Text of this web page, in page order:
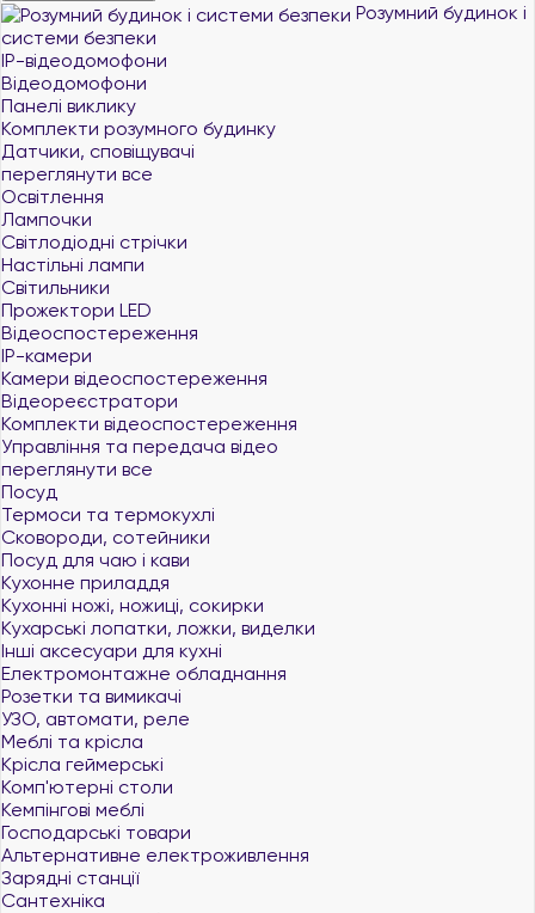
Розумний будинок і
системи безпеки
IP-відеодомофони
Відеодомофони
Панелі виклику
Комплекти розумного будинку
Датчики, сповіщувачі
переглянути все
Освітлення
Лампочки
Світлодіодні стрічки
Настільні лампи
Світильники
Прожектори LED
Відеоспостереження
IP-камери
Камери відеоспостереження
Відеореєстратори
Комплекти відеоспостереження
Управління та передача відео
переглянути все
Посуд
Термоси та термокухлі
Сковороди, сотейники
Посуд для чаю і кави
Кухонне приладдя
Кухонні ножі, ножиці, сокирки
Кухарські лопатки, ложки, виделки
Інші аксесуари для кухні
Електромонтажне обладнання
Розетки та вимикачі
УЗО, автомати, реле
Меблі та крісла
Крісла геймерські
Комп'ютерні столи
Кемпінгові меблі
Господарські товари
Альтернативне електроживлення
Зарядні станції
Сантехніка